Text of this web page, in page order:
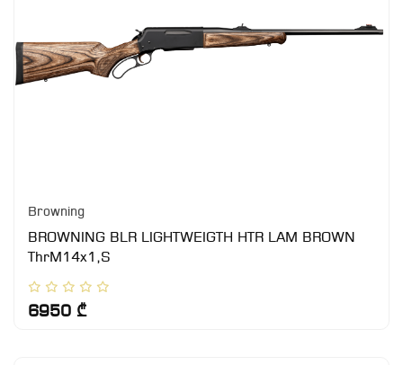
Browning
BROWNING BLR LIGHTWEIGTH HTR LAM BROWN
ThrM14x1,S
6950 ₾